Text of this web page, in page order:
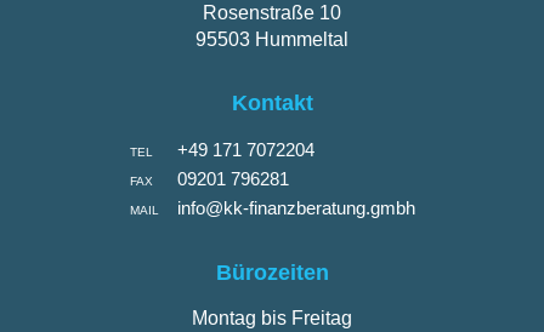
Rosenstraße 10
95503 Hummeltal
Kontakt
TEL +49 171 7072204
FAX 09201 796281
MAIL info@kk-finanzberatung.gmbh
Bürozeiten
Montag bis Freitag